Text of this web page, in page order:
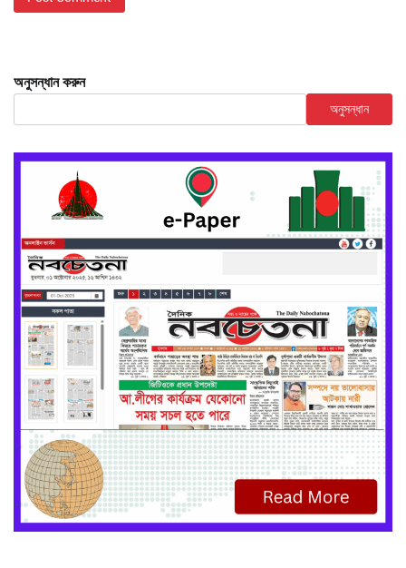
অনুসন্ধান করুন
অনুসন্ধান